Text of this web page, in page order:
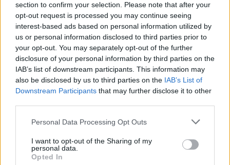
section to confirm your selection. Please note that after your
opt-out request is processed you may continue seeing
interest-based ads based on personal information utilized by
us or personal information disclosed to third parties prior to
your opt-out. You may separately opt-out of the further
disclosure of your personal information by third parties on the
IAB’s list of downstream participants. This information may
also be disclosed by us to third parties on the IAB’s List of
Downstream Participants that may further disclose it to other
Personal Data Processing Opt Outs
I want to opt-out of the Sharing of my
personal data.
Opted In
Ředitelé odborů i mluvčí se z ČIŽP rozhodli odejít z
vlastní vůle, řekl Straka
6.8.2026 15:22 (ČTK)
Diskuse: 1
Ředitel odboru vnitřních
služeb Matěj Mrlina, vedoucí
služebního úřadu Oldřich
Jarolím a tisková mluvčí Miriam
Loužecká končí na České
inspekci životního prostředí (ČIŽP) z vlastní iniciativy. Na dotaz ČTK
Podle něj tak končí dva z pěti ředitelů odborů na ČIŽP.
Veterináři v horku ošetřují více zvířat, ohrožení jsou psi
se zploštělým čumákem